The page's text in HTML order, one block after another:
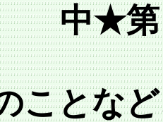
中★
ことな